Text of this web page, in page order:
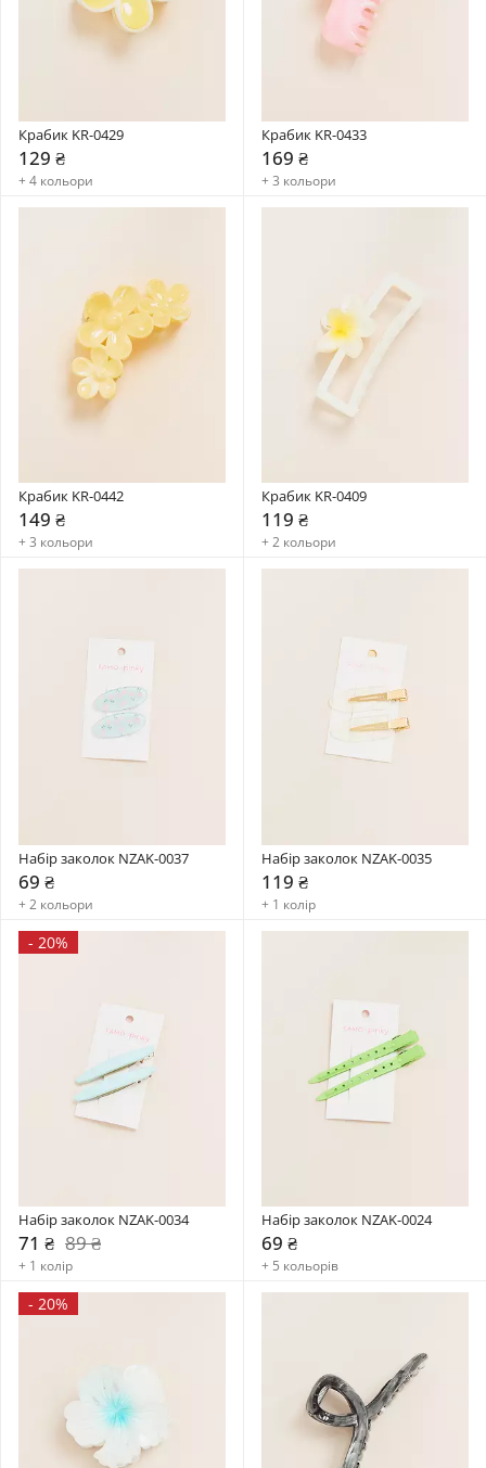
Крабик KR-0429
129 ₴
+ 4 кольори
Крабик KR-0433
169 ₴
+ 3 кольори
Крабик KR-0442
149 ₴
+ 3 кольори
Крабик KR-0409
119 ₴
+ 2 кольори
Набір заколок NZAK-0037
69 ₴
+ 2 кольори
Набір заколок NZAK-0035
119 ₴
+ 1 колір
- 20%
Набір заколок NZAK-0034
71 ₴ 89 ₴
+ 1 колір
Набір заколок NZAK-0024
69 ₴
+ 5 кольорів
- 20%